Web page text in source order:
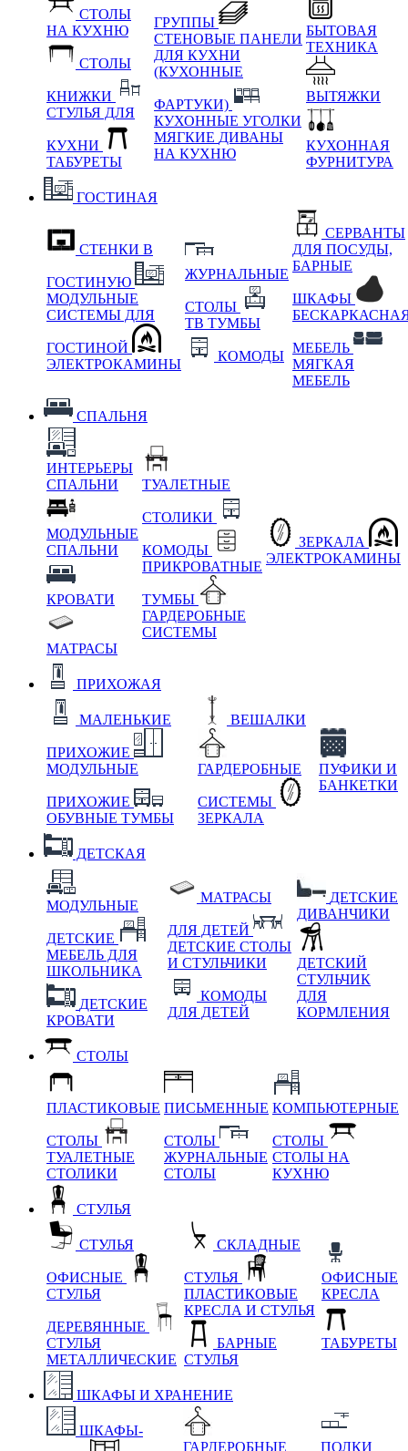
СТОЛЫ
НА КУХНЮ
СТОЛЫ
КНИЖКИ
СТУЛЬЯ ДЛЯ
КУХНИ
ТАБУРЕТЫ
ГРУППЫ
СТЕНОВЫЕ ПАНЕЛИ
ДЛЯ КУХНИ
(КУХОННЫЕ
ФАРТУКИ)
КУХОННЫЕ УГОЛКИ
МЯГКИЕ ДИВАНЫ
НА КУХНЮ
БЫТОВАЯ
ТЕХНИКА
ВЫТЯЖКИ
КУХОННАЯ
ФУРНИТУРА
ГОСТИНАЯ
СТЕНКИ В
ГОСТИНУЮ
МОДУЛЬНЫЕ
СИСТЕМЫ ДЛЯ
ГОСТИНОЙ
ЭЛЕКТРОКАМИНЫ
ЖУРНАЛЬНЫЕ
СТОЛЫ
ТВ ТУМБЫ
КОМОДЫ
СЕРВАНТЫ
ДЛЯ ПОСУДЫ,
БАРНЫЕ
ШКАФЫ
МЕБЕЛЬ
МЯГКАЯ
МЕБЕЛЬ
СПАЛЬНЯ
ИНТЕРЬЕРЫ
СПАЛЬНИ
МОДУЛЬНЫЕ
СПАЛЬНИ
КРОВАТИ
МАТРАСЫ
ТУАЛЕТНЫЕ
СТОЛИКИ
КОМОДЫ
ПРИКРОВАТНЫЕ
ТУМБЫ
ГАРДЕРОБНЫЕ
СИСТЕМЫ
ЗЕРКАЛА
ЭЛЕКТРОКАМИНЫ
ПРИХОЖАЯ
МАЛЕНЬКИЕ
ПРИХОЖИЕ
МОДУЛЬНЫЕ
ПРИХОЖИЕ
ОБУВНЫЕ ТУМБЫ
ВЕШАЛКИ
ГАРДЕРОБНЫЕ
СИСТЕМЫ
ЗЕРКАЛА
ПУФИКИ И
БАНКЕТКИ
ДЕТСКАЯ
МОДУЛЬНЫЕ
ДЕТСКИЕ
МЕБЕЛЬ ДЛЯ
ШКОЛЬНИКА
ДЕТСКИЕ
КРОВАТИ
МАТРАСЫ
ДЛЯ ДЕТЕЙ
ДЕТСКИЕ СТОЛЫ
И СТУЛЬЧИКИ
КОМОДЫ
ДЛЯ ДЕТЕЙ
ДЕТСКИЕ
ДИВАНЧИКИ
ДЕТСКИЙ
СТУЛЬЧИК
ДЛЯ
КОРМЛЕНИЯ
СТОЛЫ
ПЛАСТИКОВЫЕ
СТОЛЫ
ТУАЛЕТНЫЕ
СТОЛИКИ
ПИСЬМЕННЫЕ
СТОЛЫ
ЖУРНАЛЬНЫЕ
СТОЛЫ
КОМПЬЮТЕРНЫЕ
СТОЛЫ
СТОЛЫ НА
КУХНЮ
СТУЛЬЯ
СТУЛЬЯ
ОФИСНЫЕ
СТУЛЬЯ
ДЕРЕВЯННЫЕ
СТУЛЬЯ
МЕТАЛЛИЧЕСКИЕ
СКЛАДНЫЕ
СТУЛЬЯ
ПЛАСТИКОВЫЕ
КРЕСЛА И СТУЛЬЯ
БАРНЫЕ
СТУЛЬЯ
ОФИСНЫЕ
КРЕСЛА
ТАБУРЕТЫ
ШКАФЫ И ХРАНЕНИЕ
ШКАФЫ-
ГАРДЕРОБНЫЕ
ПОЛКИ